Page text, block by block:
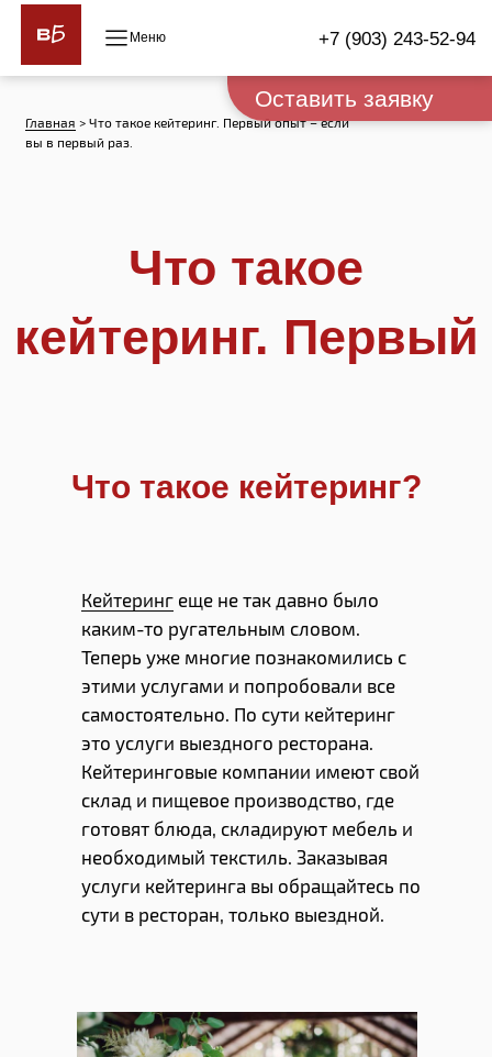
+7 (903) 243-52-94
Оставить заявку
Главная > Что такое кейтеринг. Первый опыт – если
вы в первый раз.
Что такое
кейтеринг. Первый
первый раз.
Что такое кейтеринг?
Кейтеринг еще не так давно было
каким-то ругательным словом.
Теперь уже многие познакомились с
этими услугами и попробовали все
самостоятельно. По сути кейтеринг
это услуги выездного ресторана.
Кейтеринговые компании имеют свой
склад и пищевое производство, где
готовят блюда, складируют мебель и
необходимый текстиль. Заказывая
услуги кейтеринга вы обращайтесь по
сути в ресторан, только выездной.